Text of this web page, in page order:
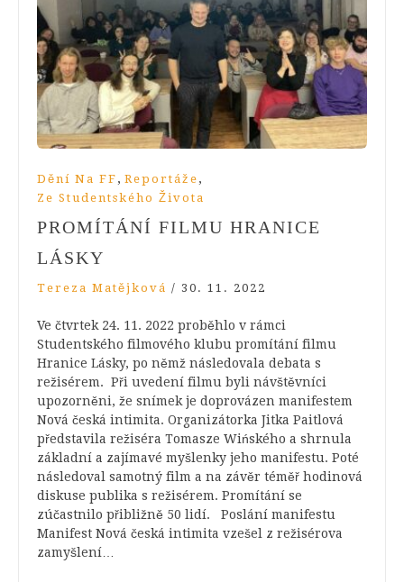
Dění Na FF , Reportáže ,
Ze Studentského Života
PROMÍTÁNÍ FILMU HRANICE
LÁSKY
Tereza Matějková / 30. 11. 2022
Ve čtvrtek 24. 11. 2022 proběhlo v rámci
Studentského filmového klubu promítání filmu
Hranice Lásky, po němž následovala debata s
režisérem. Při uvedení filmu byli návštěvníci
upozorněni, že snímek je doprovázen manifestem
Nová česká intimita. Organizátorka Jitka Paitlová
představila režiséra Tomasze Wińského a shrnula
základní a zajímavé myšlenky jeho manifestu. Poté
následoval samotný film a na závěr téměř hodinová
diskuse publika s režisérem. Promítání se
zúčastnilo přibližně 50 lidí. Poslání manifestu
Manifest Nová česká intimita vzešel z režisérova
zamyšlení…